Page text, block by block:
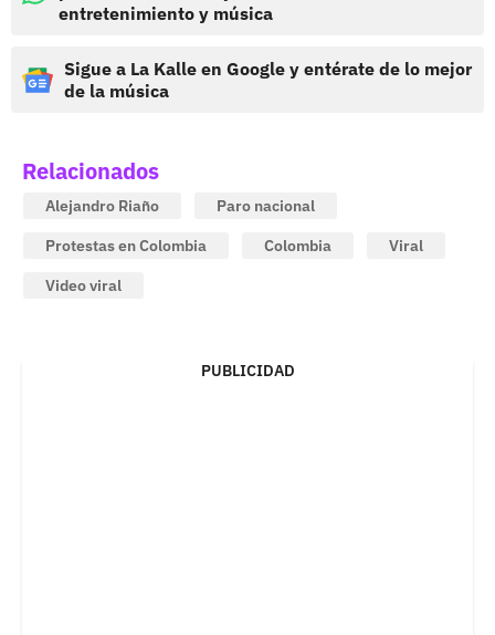
entretenimiento y música
Sigue a La Kalle en Google y entérate de lo mejor
de la música
Relacionados
Alejandro Riaño
Paro nacional
Protestas en Colombia
Colombia
Viral
Video viral
PUBLICIDAD